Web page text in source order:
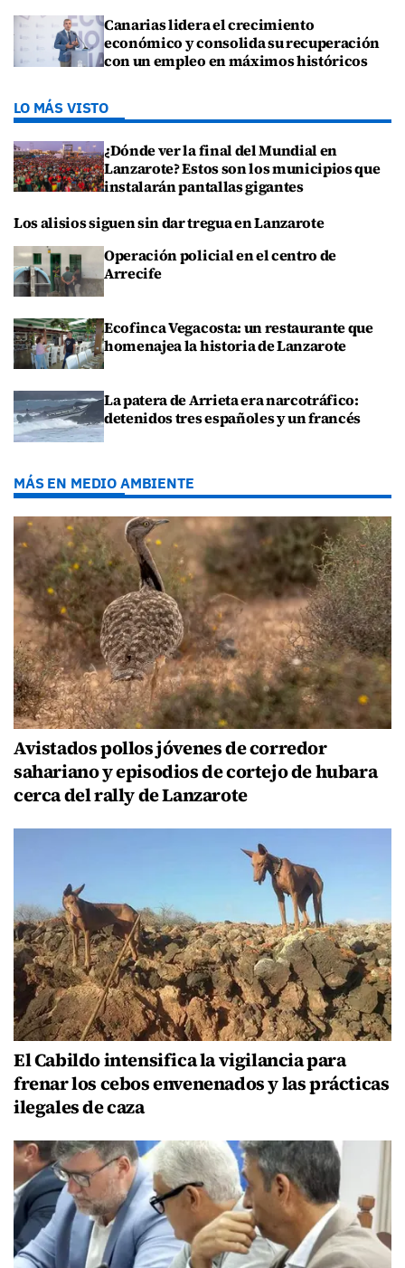
Canarias lidera el crecimiento
económico y consolida su recuperación
con un empleo en máximos históricos
LO MÁS VISTO
¿Dónde ver la final del Mundial en
Lanzarote? Estos son los municipios que
instalarán pantallas gigantes
Los alisios siguen sin dar tregua en Lanzarote
Operación policial en el centro de
Arrecife
Ecofinca Vegacosta: un restaurante que
homenajea la historia de Lanzarote
La patera de Arrieta era narcotráfico:
detenidos tres españoles y un francés
MÁS EN MEDIO AMBIENTE
Avistados pollos jóvenes de corredor
sahariano y episodios de cortejo de hubara
cerca del rally de Lanzarote
El Cabildo intensifica la vigilancia para
frenar los cebos envenenados y las prácticas
ilegales de caza